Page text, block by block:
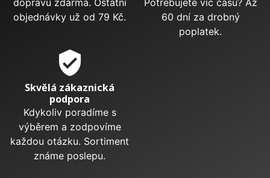
objednávky už od 79 Kč.
60 dní za drobný
poplatek.
verified_user
Skvělá zákaznická
podpora
Kdykoliv poradíme s
výběrem a zodpovíme
každou otázku. Sortiment
známe poslepu.